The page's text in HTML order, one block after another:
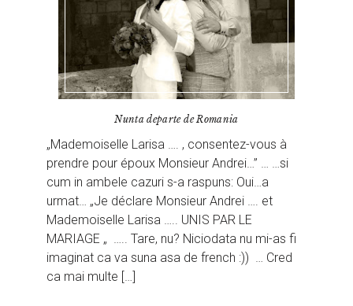
Nunta departe de Romania
„Mademoiselle Larisa …. , consentez-vous à
prendre pour époux Monsieur Andrei…” … …si
cum in ambele cazuri s-a raspuns: Oui…a
urmat… „Je déclare Monsieur Andrei …. et
Mademoiselle Larisa ….. UNIS PAR LE
MARIAGE „ ….. Tare, nu? Niciodata nu mi-as fi
imaginat ca va suna asa de french :)) … Cred
ca mai multe […]